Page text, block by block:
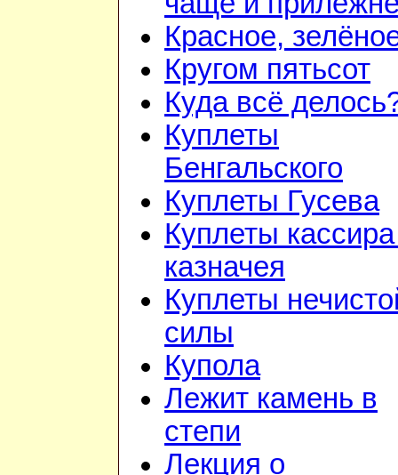
Красное,
Кругом пятьсот
Куда всё
Куплеты
Бенгальского
Куплеты Гусева
Куплеты
казначея
Куплеты
силы
Купола
Лежит камень в
степи
Лекция о